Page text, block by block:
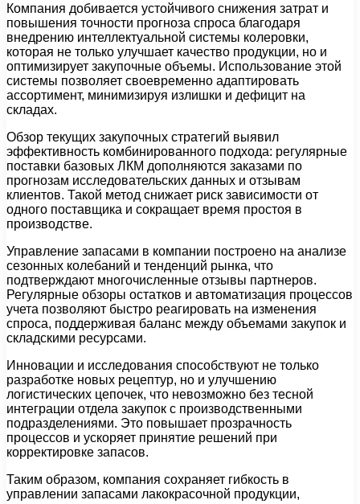
Компания добивается устойчивого снижения затрат и
повышения точности прогноза спроса благодаря
внедрению интеллектуальной системы колеровки,
которая не только улучшает качество продукции, но и
оптимизирует закупочные объемы. Использование этой
системы позволяет своевременно адаптировать
ассортимент, минимизируя излишки и дефицит на
складах.
Обзор текущих закупочных стратегий выявил
эффективность комбинированного подхода: регулярные
поставки базовых ЛКМ дополняются заказами по
прогнозам исследовательских данных и отзывам
клиентов. Такой метод снижает риск зависимости от
одного поставщика и сокращает время простоя в
производстве.
Управление запасами в компании построено на анализе
сезонных колебаний и тенденций рынка, что
подтверждают многочисленные отзывы партнеров.
Регулярные обзоры остатков и автоматизация процессов
учета позволяют быстро реагировать на изменения
спроса, поддерживая баланс между объемами закупок и
складскими ресурсами.
Инновации и исследования способствуют не только
разработке новых рецептур, но и улучшению
логистических цепочек, что невозможно без тесной
интеграции отдела закупок с производственными
подразделениями. Это повышает прозрачность
процессов и ускоряет принятие решений при
корректировке запасов.
Таким образом, компания сохраняет гибкость в
управлении запасами лакокрасочной продукции,